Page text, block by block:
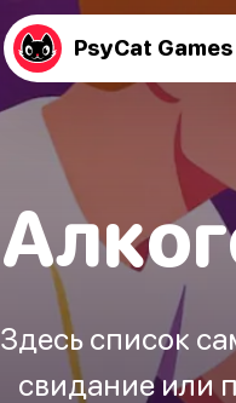
PsyCat Games
Здесь список
свидание или